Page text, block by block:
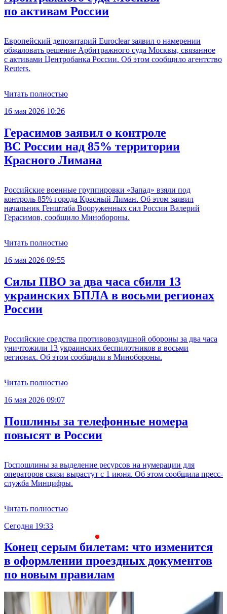
по активам России
Европейский депозитарий Euroclear заявил о намерении
обжаловать решение Арбитражного суда Москвы, связанное
с активами Центробанка России. Об этом сообщило агентство
Reuters.
Читать полностью
16 мая 2026 10:26
Герасимов заявил о контроле
ВС России над 85% территории
Красного Лимана
Российские военные группировки «Запад» взяли под
контроль 85% города Красный Лиман. Об этом заявил
начальник Генштаба Вооруженных сил России Валерий
Герасимов, сообщило Минобороны.
Читать полностью
16 мая 2026 09:55
Силы ПВО за два часа сбили 13
украинских БПЛА в восьми регионах
России
Российские средства противовоздушной обороны за два часа
уничтожили 13 украинских беспилотников в восьми
регионах. Об этом сообщили в Минобороны.
Читать полностью
16 мая 2026 09:07
Пошлины за телефонные номера
повысят в России
Госпошлины за выделение ресурсов на нумерации для
операторов связи вырастут с 1 июня. Об этом сообщила пресс-
служба Минцифры.
Читать полностью
Сегодня 19:33
Конец серым билетам: что изменится
в оформлении проездных документов
по новым правилам